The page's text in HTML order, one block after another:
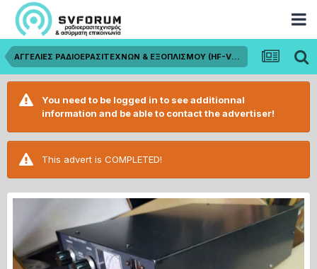
ΑΓΓΕΛΙΕΣ ΡΑΔΙΟΕΡΑΣΙΤΕΧΝΩΝ & ΕΞΟΠΛΙΣΜΟΥ (HF-VHF-UHF)
You need to be logged in to see additionnal
information and be able to contact the advertiser!
This advert is COMPLETED!